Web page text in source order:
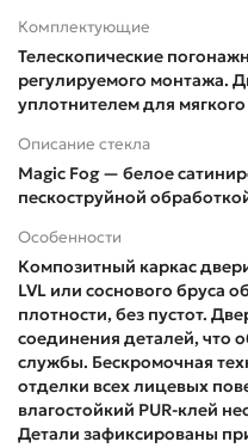
Комплектующие
Телескопические
регулируемого монтажа.
уплотнителем для
Описание стекла
Magic Fog — белое
пескоструйной
Особенности
Композитный каркас
LVL или соснового бруса
плотности, без пустот.
соединения деталей, что
службы. Бескромочная
отделки всех лицевых
влагостойкий PUR-клей
Детали зафиксированы